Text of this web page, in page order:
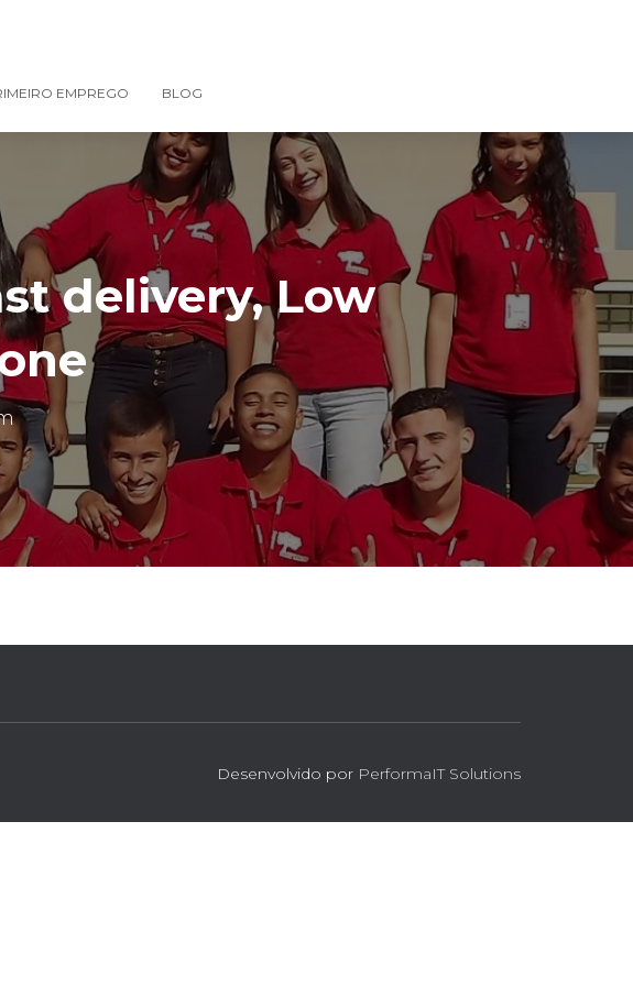
EMPREGO BLOG
delivery, Low
Desenvolvido por PerformaIT Solutions